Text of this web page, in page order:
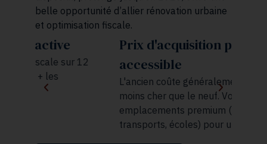
belle opportunité d’allier rénovation urbaine
et optimisation fiscale.
Prix d'acquisition plus
accessible
L'ancien coûte généralement 20 à 40%
moins cher que le neuf. Vous accédez à des
emplacements premium (commerces,
transports, écoles) pour un budget maîtrisé